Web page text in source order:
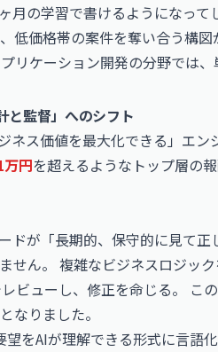
月の学習で書けるようになって
低価格帯の案件を奪い合う構
リケーション開発の分野では、
と監督」へのシフト
ネス価値を最大化できる」エ
万円を超えるようなトップ層の
ドが「長期的、保守的に見て
せん。 複雑なビジネスロジッ
ビューし、修正を命じる。 こ
なりました。
をAIが理解できる形式に言語化